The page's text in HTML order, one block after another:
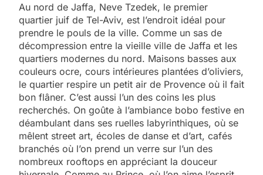
Au nord de Jaffa, Neve Tzedek, le premier
quartier juif de Tel-Aviv, est l’endroit idéal pour
prendre le pouls de la ville. Comme un sas de
décompression entre la vieille ville de Jaffa et les
quartiers modernes du nord. Maisons basses aux
couleurs ocre, cours intérieures plantées d’oliviers,
le quartier respire un petit air de Provence où il fait
bon flâner. C’est aussi l’un des coins les plus
recherchés. On goûte à l’ambiance bobo festive en
déambulant dans ses ruelles labyrinthiques, où se
mêlent street art, écoles de danse et d’art, cafés
branchés où l’on prend un verre sur l’un des
nombreux rooftops en appréciant la douceur